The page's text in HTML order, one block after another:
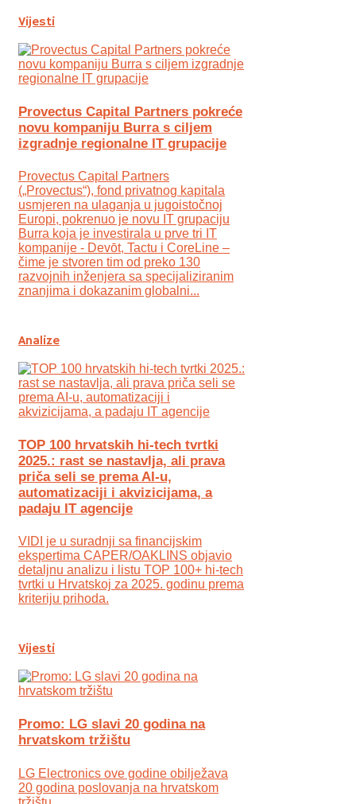
Vijesti
Provectus Capital Partners pokreće
novu kompaniju Burra s ciljem
izgradnje regionalne IT grupacije
Provectus Capital Partners
(„Provectus“), fond privatnog kapitala
usmjeren na ulaganja u jugoistočnoj
Europi, pokrenuo je novu IT grupaciju
Burra koja je investirala u prve tri IT
kompanije - Devōt, Tactu i CoreLine –
čime je stvoren tim od preko 130
razvojnih inženjera sa specijaliziranim
znanjima i dokazanim globalni...
Analize
TOP 100 hrvatskih hi-tech tvrtki
2025.: rast se nastavlja, ali prava
priča seli se prema AI-u,
automatizaciji i akvizicijama, a
padaju IT agencije
VIDI je u suradnji sa financijskim
ekspertima CAPER/OAKLINS objavio
detaljnu analizu i listu TOP 100+ hi-tech
tvrtki u Hrvatskoj za 2025. godinu prema
kriteriju prihoda.
Vijesti
Promo: LG slavi 20 godina na
hrvatskom tržištu
LG Electronics ove godine obilježava
20 godina poslovanja na hrvatskom